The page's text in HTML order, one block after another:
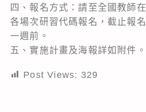
四、報名方式：請至全國教師
各場次研習代碼報名，截止報
一週前。
五、實施計畫及海報詳如附件。
Post Views: 329